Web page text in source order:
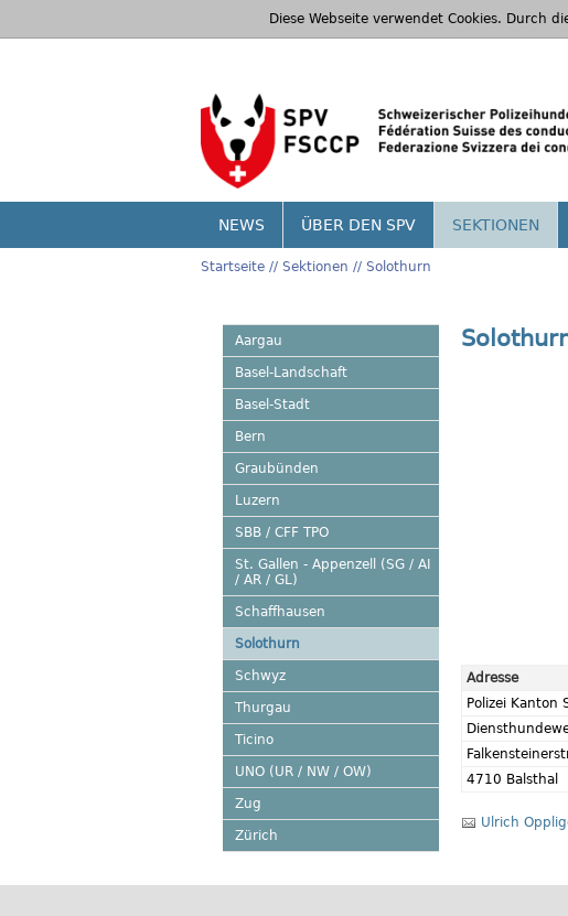
Diese Webseite verwendet Cookies. Durch
NEWS ÜBER DEN SPV SEKTIONEN
Startseite Sektionen Solothurn
Aargau
Basel-Landschaft
Basel-Stadt
Bern
Graubünden
Luzern
SBB / CFF TPO
St. Gallen - Appenzell (SG / AI
/ AR / GL)
Schaffhausen
Solothurn
Schwyz
Thurgau
Ticino
UNO (UR / NW / OW)
Zug
Zürich
Adresse
Polizei Kanton
4710 Balsthal
Ulrich